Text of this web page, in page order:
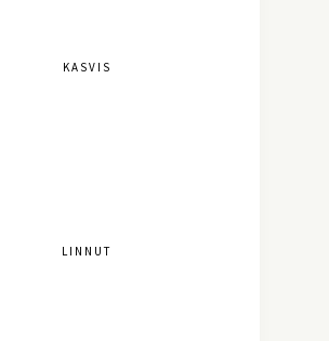
KASVIS
LINNUT